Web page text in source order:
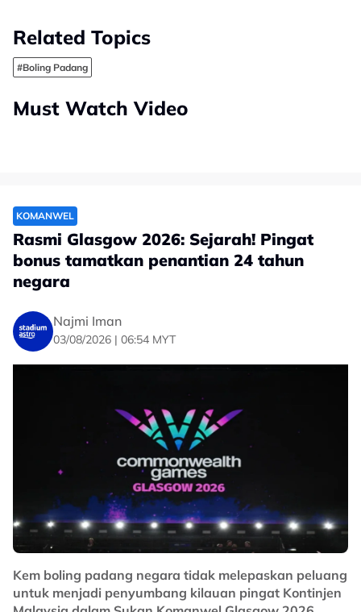
Related Topics
#Boling Padang
Must Watch Video
KOMANWEL
Rasmi Glasgow 2026: Sejarah! Pingat
bonus tamatkan penantian 24 tahun
negara
Najmi Iman
03/08/2026 | 06:54 MYT
Kem boling padang negara tidak melepaskan peluang
untuk menjadi penyumbang kilauan pingat Kontinjen